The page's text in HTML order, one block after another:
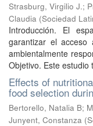
Strasburg, Virgilio J.;
Claudia (Sociedad
Introducción. El
garantizar el acceso
ambientalmente
Objetivo. Este estudio
Effects of
food selection
Bertorello, Natalia B;
Junyent, Constanza (